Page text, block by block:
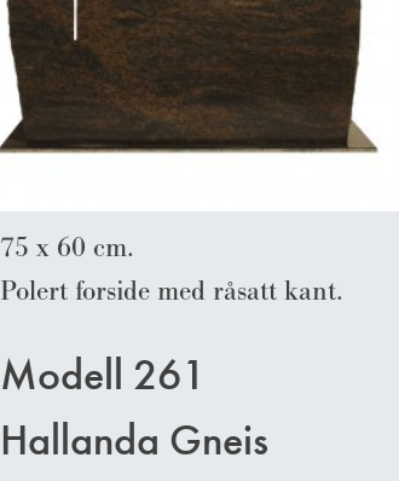
75 x 60 cm.
Polert forside med råsatt kant.
Modell 261
Hallanda Gneis